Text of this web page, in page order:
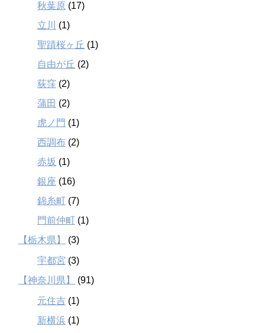
秋葉原 (17)
立川
(1)
聖蹟桜ヶ丘 (1)
自由が丘 (2)
荻窪 (2)
蒲田 (2)
虎ノ門 (1)
西調布 (2)
赤坂 (1)
銀座 (16)
錦糸町 (7)
門前仲町 (1)
【栃木県】
(3)
宇都宮 (3)
【神奈川県】
(91)
元住吉 (1)
新横浜 (1)